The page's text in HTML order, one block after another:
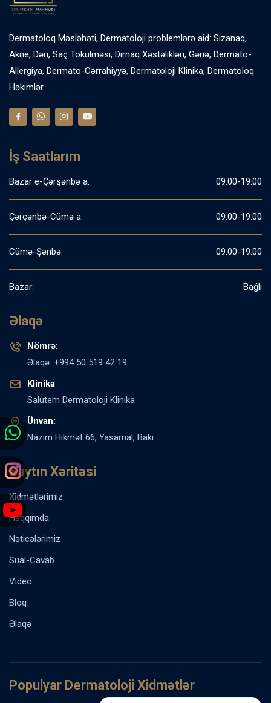
Dermatoloq Məsləhəti, Dermatoloji problemlərə aid: Sızanaq,
Akne, Dəri, Saç Tökülməsi, Dırnaq Xəstəlikləri, Gənə, Dermato-
Allergiya, Dermato-Cərrahiyyə, Dermatoloji Klinika, Dermatoloq
Həkimlər.
İş Saatlarım
Bazar e-Çərşənbə a: 09:00-19:00
Çərçənbə-Cümə a: 09:00-19:00
Cümə-Şənbə: 09:00-19:00
Bazar: Bağlı
Əlaqə
Nömrə:
Əlaqə: +994 50 519 42 19
Klinika
Salutem Dermatoloji Klinika
Ünvan:
Nazim Hikmət 66, Yasamal, Bakı
Saytın Xəritəsi
Xidmətlərimiz
Haqqımda
Nəticələrimiz
Sual-Cavab
Video
Bloq
Əlaqə
Populyar Dermatoloji Xidmətlər